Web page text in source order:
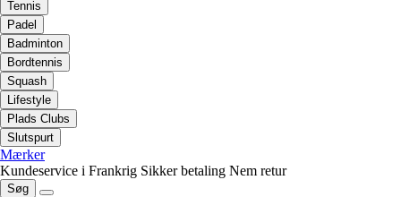
Tennis
Padel
Badminton
Bordtennis
Squash
Lifestyle
Plads Clubs
Slutspurt
Mærker
Kundeservice i Frankrig Sikker betaling Nem retur
Søg